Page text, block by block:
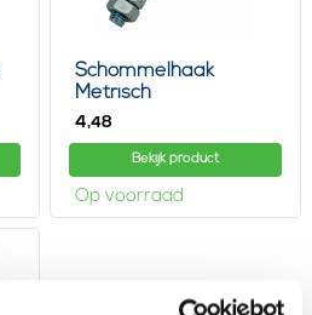
Schommelhaak
Metrisch
4,48
Bekijk product
Op voorraad